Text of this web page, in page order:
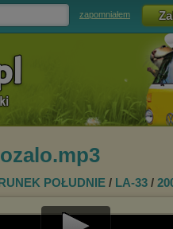
zapomniałem
POŁUDNIE / LA-33 /